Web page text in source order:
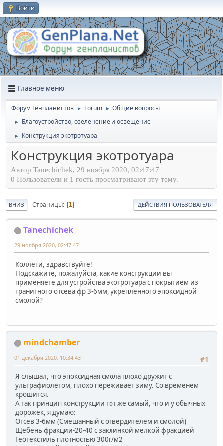
Войти
Главное меню
Форум Генпланистов ► Forum ► Общие вопросы
► Благоустройство, озеленение и освещение
► Конструкция экотротуара
Конструкция экотротуара
Автор Tanechichek, 29 ноября 2020, 02:47:47
0 Пользователи и 1 гость просматривают эту тему.
ВНИЗ Страницы 1 ДЕЙСТВИЯ ПОЛЬЗОВАТЕЛЯ
Tanechichek
29 ноября 2020, 02:47:47
Коллеги, здравствуйте!
Подскажите, пожалуйста, какие конструкции вы
применяете для устройства экотротуара с покрытием из
гранитного отсева фр 3-6мм, укрепленного эпоксидной
смолой?
mindchamber
#1
01 декабря 2020, 10:34:43
Я слышал, что эпоксидная смола плохо дружит с
ультрафиолетом, плохо переживает зиму. Со временем
крошится.
А так принцип конструкции тот же самый, что и у обычных
дорожек, я думаю:
Отсев 3-6мм (Смешанный с отвердителем и смолой)
Щебень фракции-20-40 с заклинкой мелкой фракцией
Геотекстиль плотностью 300г/м2